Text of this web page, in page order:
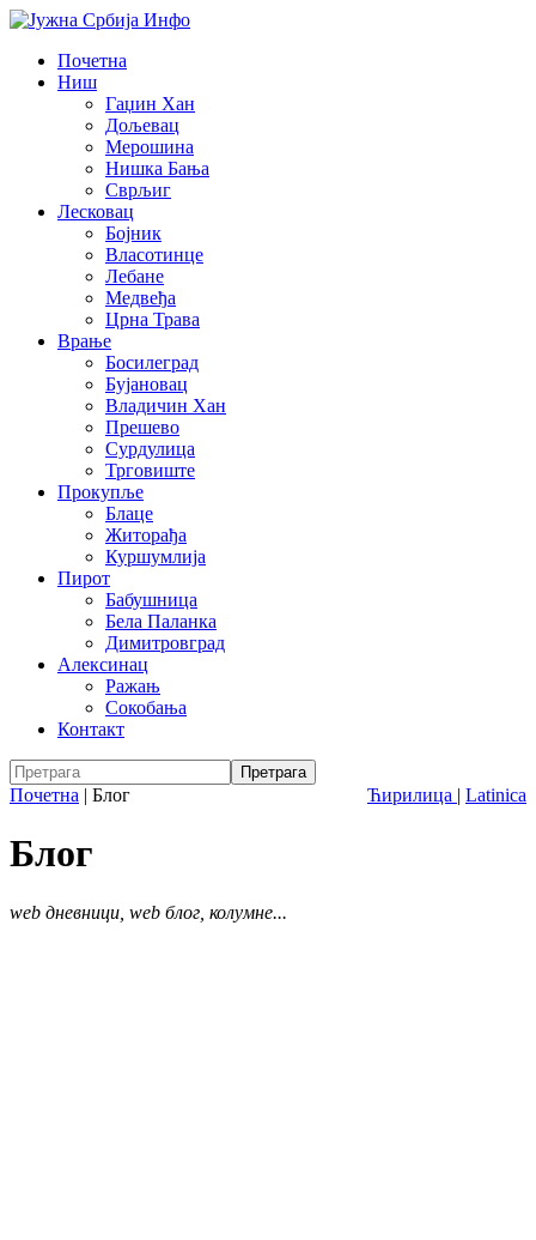
Почетна
Ниш
Гаџин Хан
Дољевац
Мерошина
Нишка Бања
Сврљиг
Лесковац
Бојник
Власотинце
Лебане
Медвеђа
Црна Трава
Врање
Босилеград
Бујановац
Владичин Хан
Прешево
Сурдулица
Трговиште
Прокупље
Блаце
Житорађа
Куршумлија
Пирот
Бабушница
Бела Паланка
Димитровград
Алексинац
Ражањ
Сокобања
Контакт
Ћирилица | Latinica
Почетна | Блог
Блог
web дневници, web блог, колумне...